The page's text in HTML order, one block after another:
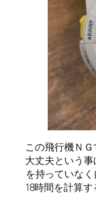
この飛行機Ｎ
大丈夫という
を持っていなく
18時間を計算